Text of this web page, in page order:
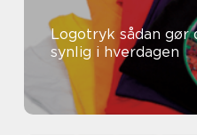
Logotryk sådan gør du virksomheden
synlig i hverdagen